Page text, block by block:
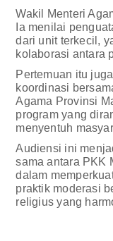
Wakil Menteri
Ia menilai
dari unit terkecil,
kolaborasi antara
Pertemuan itu
koordinasi
Agama Provinsi
program yang
menyentuh
Audiensi ini
sama antara PKK
dalam
praktik moderasi
religius yang